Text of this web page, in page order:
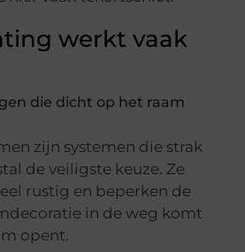
werkt vaak
die dicht op het raam
zijn systemen die strak
de veiligste keuze. Ze
rustig en beperken de
in de weg komt
opent.